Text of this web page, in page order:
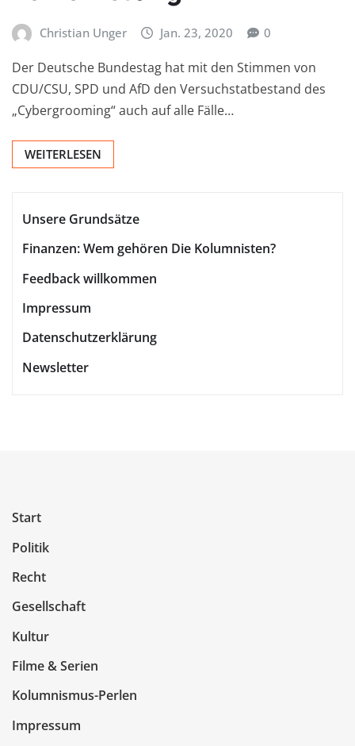
Christian Unger Jan. 23, 2020 0
Der Deutsche Bundestag hat mit den Stimmen von
CDU/CSU, SPD und AfD den Versuchstatbestand des
„Cybergrooming“ auch auf alle Fälle…
WEITERLESEN
Unsere Grundsätze
Finanzen: Wem gehören Die Kolumnisten?
Feedback willkommen
Impressum
Datenschutzerklärung
Newsletter
Start
Politik
Recht
Gesellschaft
Kultur
Filme & Serien
Kolumnismus-Perlen
Impressum